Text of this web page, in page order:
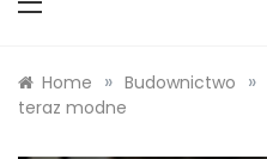
Home » Budownictwo »
teraz modne